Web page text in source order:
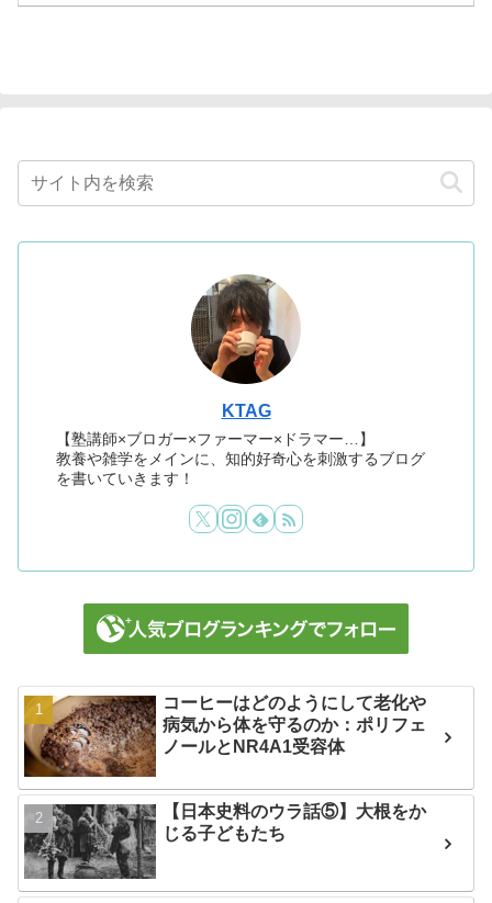
KTAG
【塾講師×ブロガー×ファーマー×ドラマー…】
教養や雑学をメインに、知的好奇心を刺激するブログ
を書いていきます！
コーヒーはどのようにして老化や
病気から体を守るのか：ポリフェ
ノールとNR4A1受容体
【日本史料のウラ話⑤】大根をか
じる子どもたち